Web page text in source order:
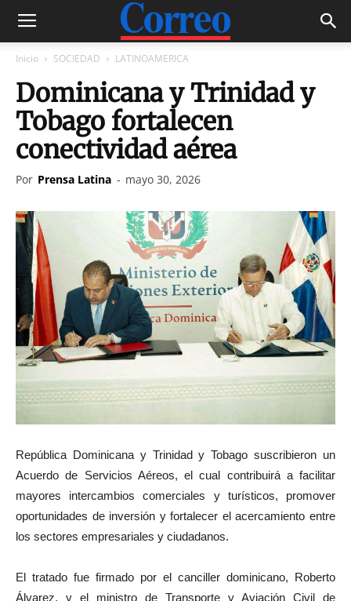
Inicio SOCIEDAD LATINOAMERICA
Dominicana y Trinidad y
Tobago fortalecen
conectividad aérea
Por Prensa Latina - mayo 30, 2026
República Dominicana y Trinidad y Tobago suscribieron un
Acuerdo de Servicios Aéreos, el cual contribuirá a facilitar
mayores intercambios comerciales y turísticos, promover
oportunidades de inversión y fortalecer el acercamiento entre
los sectores empresariales y ciudadanos.
El tratado fue firmado por el canciller dominicano, Roberto
Álvarez, y el ministro de Transporte y Aviación Civil de